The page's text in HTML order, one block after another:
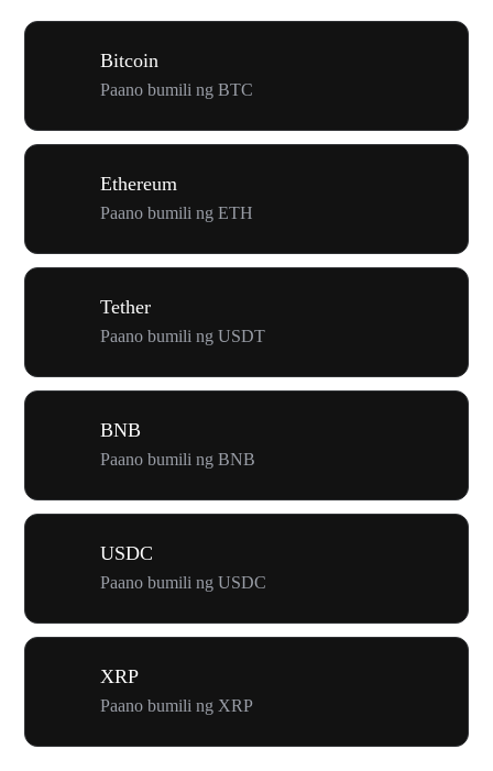
Bitcoin
Paano bumili ng BTC
Ethereum
Paano bumili ng ETH
Tether
Paano bumili ng USDT
BNB
Paano bumili ng BNB
USDC
Paano bumili ng USDC
XRP
Paano bumili ng XRP